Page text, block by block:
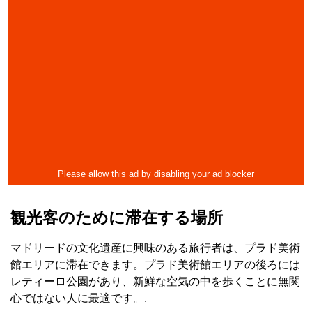
観光客のために滞在する場所
マドリードの文化遺産に興味のある旅行者は、プラド美術
館エリアに滞在できます。プラド美術館エリアの後ろには
レティーロ公園があり、新鮮な空気の中を歩くことに無関
心ではない人に最適です。.